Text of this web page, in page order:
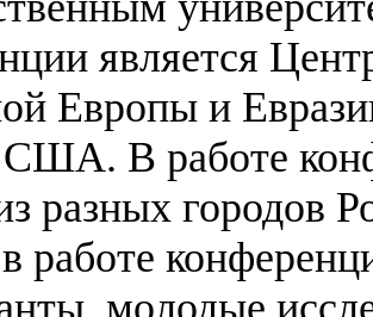
является
Европы и
В работе
разных городов
работе
молодые